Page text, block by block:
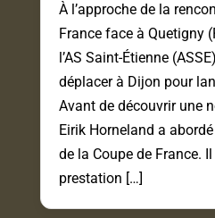
À l’approche de la
France face à Quetigny
l’AS Saint-Étienne
déplacer à Dijon pour
Avant de découvrir une
Eirik Horneland a
de la Coupe de France.
prestation […]